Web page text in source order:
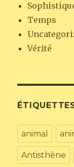
Temps
Vérité
animal
Antisthène